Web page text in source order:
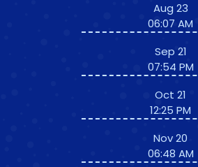
Aug 23
06:07 AM
Sep 21
07:54 PM
Oct 21
12:25 PM
Nov 20
06:48 AM